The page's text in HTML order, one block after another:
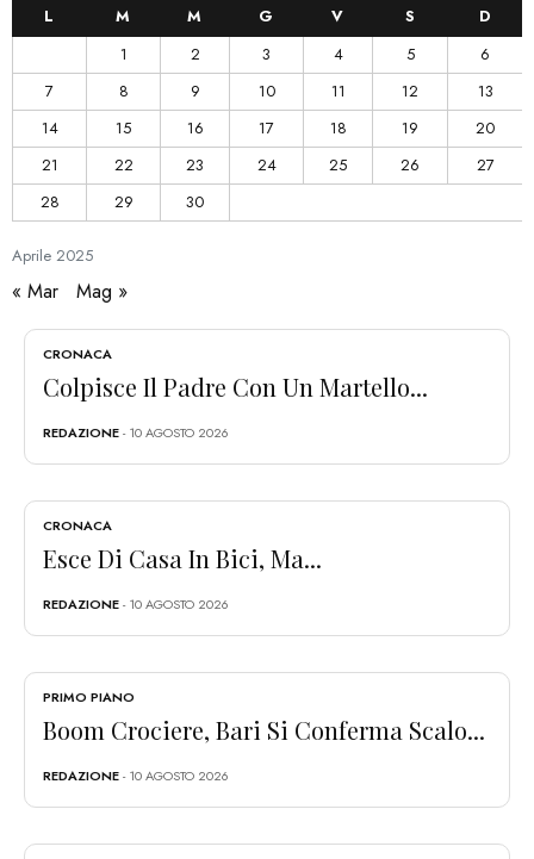
Aprile 2025
L M M G V S
D
1
2 3 4 5
6
7
8 9 10 11 12
13
14
15 16 17 18 19
20
21
22 23 24 25 26
27
28
29 30
« Mar Mag »
CRONACA
Colpisce Il Padre Con Un Martello...
REDAZIONE- 10 AGOSTO 2026
CRONACA
Esce Di Casa In Bici, Ma...
REDAZIONE- 10 AGOSTO 2026
PRIMO PIANO
Boom Crociere, Bari Si Conferma Scalo...
REDAZIONE- 10 AGOSTO 2026